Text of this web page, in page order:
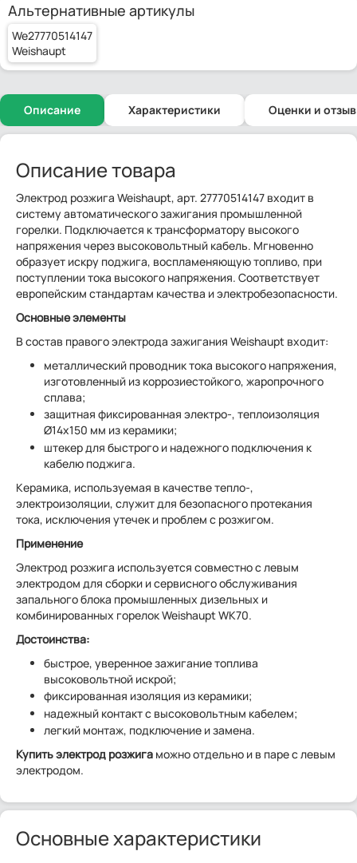
Альтернативные артикулы
We27770514147
Weishaupt
Описание Характеристики Оценки и
Описание товара
Электрод розжига Weishaupt, арт. 27770514147 входит в
систему автоматического зажигания промышленной
горелки. Подключается к трансформатору высокого
напряжения через высоковольтный кабель. Мгновенно
образует искру поджига, воспламеняющую топливо, при
поступлении тока высокого напряжения. Соответствует
европейским стандартам качества и электробезопасности.
Основные элементы
В состав правого электрода зажигания Weishaupt входит:
металлический проводник тока высокого напряжения,
изготовленный из коррозиестойкого, жаропрочного
сплава;
защитная фиксированная электро-, теплоизоляция
Ø14х150 мм из керамики;
штекер для быстрого и надежного подключения к
кабелю поджига.
Керамика, используемая в качестве тепло-,
электроизоляции, служит для безопасного протекания
тока, исключения утечек и проблем с розжигом.
Применение
Электрод розжига используется совместно с левым
электродом для сборки и сервисного обслуживания
запального блока промышленных дизельных и
комбинированных горелок Weishaupt WK70.
Достоинства:
быстрое, уверенное зажигание топлива
высоковольтной искрой;
фиксированная изоляция из керамики;
надежный контакт с высоковольтным кабелем;
легкий монтаж, подключение и замена.
Купить электрод розжига можно отдельно и в паре с левым
электродом.
Основные характеристики